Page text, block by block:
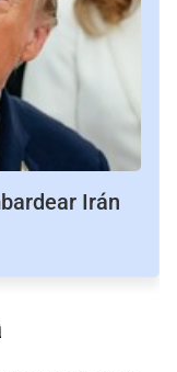
Irán